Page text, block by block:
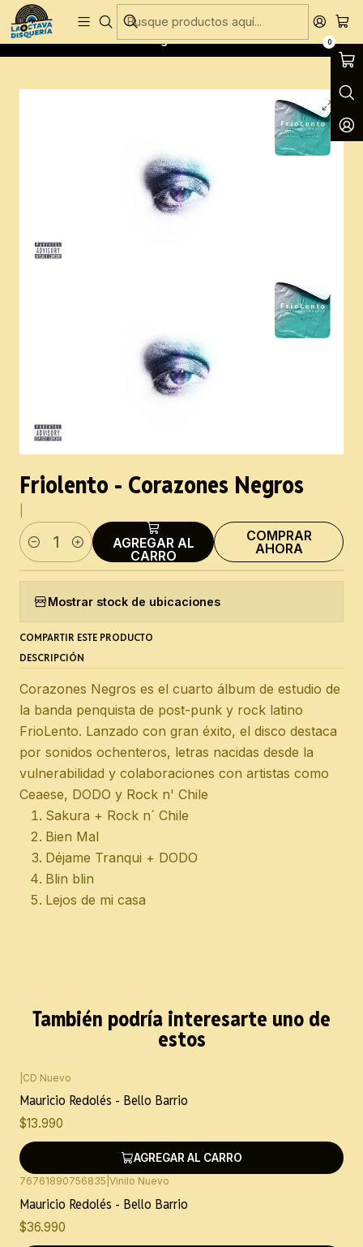
0
Entregas Gratis todos los días en Concepción
Inicio CD´S
CD´S Nuevos
Friolento - Corazones Negros
Friolento - Corazones Negros
Cantidad
AGREGAR AL
CARRO
COMPRAR
AHORA
Mostrar stock de ubicaciones
COMPARTIR ESTE PRODUCTO
DESCRIPCIÓN
Corazones Negros es el cuarto álbum de estudio de
la banda penquista de post-punk y rock latino
FrioLento. Lanzado con gran éxito, el disco destaca
por sonidos ochenteros, letras nacidas desde la
vulnerabilidad y colaboraciones con artistas como
Ceaese, DODO y Rock n' Chile
Sakura + Rock n´ Chile
Bien Mal
Déjame Tranqui + DODO
Blin blin
Lejos de mi casa
También podría interesarte uno de
estos
CD Nuevo
Mauricio Redolés - Bello Barrio
$13.990
AGREGAR AL CARRO
76761890756835 Vinilo Nuevo
Mauricio Redolés - Bello Barrio
$36.990